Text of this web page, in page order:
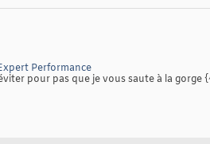
Performance
pour pas que je vous saute à la gorge